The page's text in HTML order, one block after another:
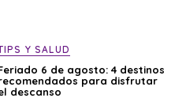
Y SALUD
6 de agosto: 4 destinos
para disfrutar
descanso